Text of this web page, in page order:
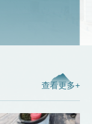
查看更多+